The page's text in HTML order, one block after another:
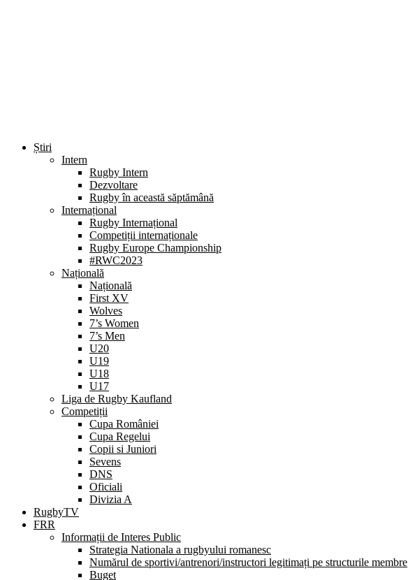
Știri
Intern
Rugby Intern
Dezvoltare
Rugby în această săptămână
Internațional
Rugby Internațional
Competiții internaționale
Rugby Europe Championship
#RWC2023
Națională
Națională
First XV
Wolves
7’s Women
7’s Men
U20
U19
U18
U17
Liga de Rugby Kaufland
Competiții
Cupa României
Cupa Regelui
Copii si Juniori
Sevens
DNS
Oficiali
Divizia A
RugbyTV
FRR
Informații de Interes Public
Strategia Nationala a rugbyului romanesc
Numărul de sportivi/antrenori/instructori legitimați pe structurile membre
Buget